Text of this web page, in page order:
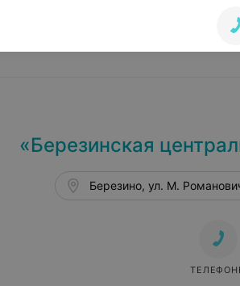
«Березинская
Березино, ул. М.